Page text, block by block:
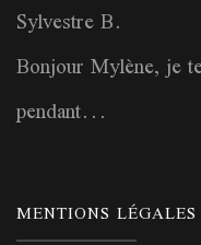
Sylvestre B.
Bonjour Mylène, je
pendant...
MENTIONS LÉGALES